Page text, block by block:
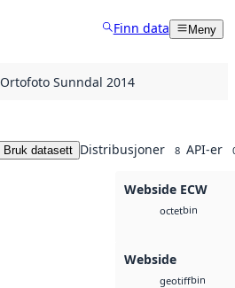
Finn data Meny
Ortofoto Sunndal 2014
Bruk datasett Distribusjoner 8 API-er
Webside ECW
octetbin
Webside
geotiffbin